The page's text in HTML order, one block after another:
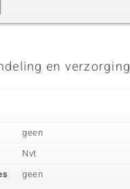
en verzorging
geen
Nvt
geen